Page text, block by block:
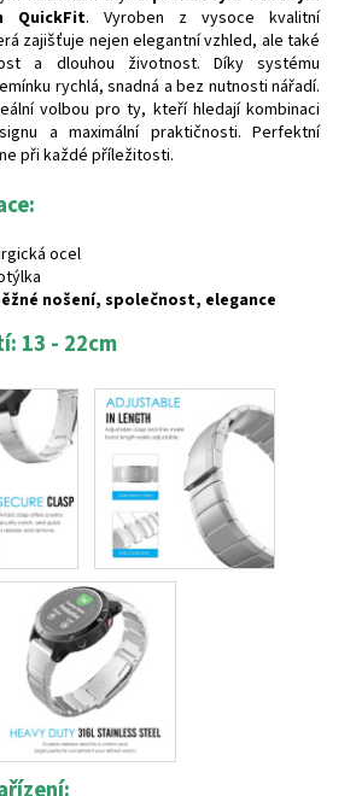
QuickFit. Vyroben z vysoce kvalitní
zajišťuje nejen elegantní vzhled, ale také
a dlouhou životnost. Díky systému
rychlá, snadná a bez nutnosti nářadí.
volbou pro ty, kteří hledají kombinaci
a maximální praktičnosti. Perfektní
při každé příležitosti.
ocel
nošení, společnost, elegance
13 - 22cm